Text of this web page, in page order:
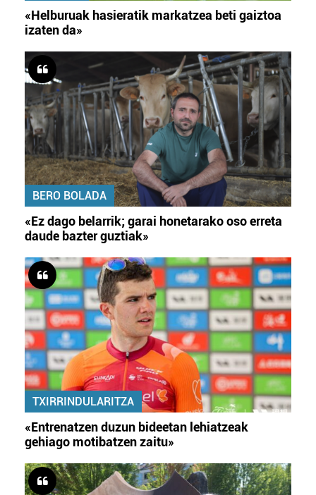
«Helburuak hasieratik markatzea beti gaiztoa
izaten da»
BERO BOLADA
«Ez dago belarrik; garai honetarako oso erreta
daude bazter guztiak»
TXIRRINDULARITZA
«Entrenatzen duzun bideetan lehiatzeak
gehiago motibatzen zaitu»